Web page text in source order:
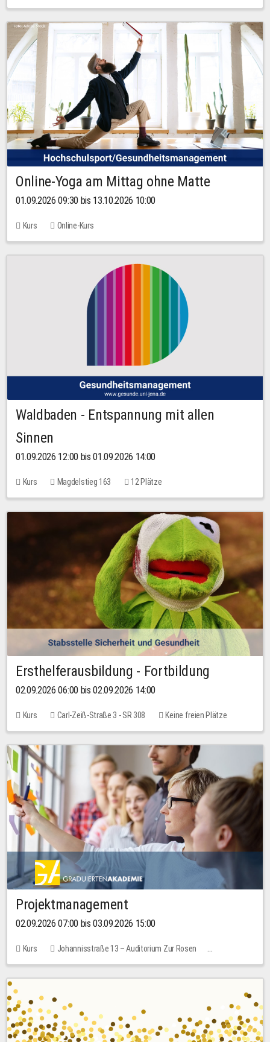
Online-Yoga am Mittag ohne Matte
01.09.2026 09:30 bis 13.10.2026 10:00
Kurs Online-Kurs
Waldbaden - Entspannung mit allen
Sinnen
01.09.2026 12:00 bis 01.09.2026 14:00
Kurs Magdelstieg 163 12 Plätze
Ersthelferausbildung - Fortbildung
02.09.2026 06:00 bis 02.09.2026 14:00
Kurs Carl-Zeiß-Straße 3 - SR 308 Keine freien Plätze
Projektmanagement
02.09.2026 07:00 bis 03.09.2026 15:00
Kurs
Johannisstraße 13 – Auditorium Zur Rosen
Keine freien Plätze
30,00 EUR